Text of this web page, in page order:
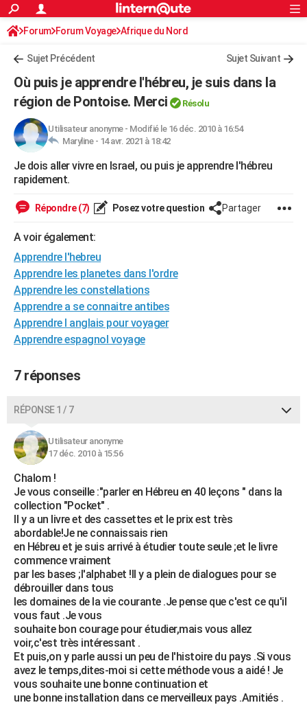
ACTUALITÉS
Politique
Société
Faits Divers
Education
Monde
Villes
+
Programme TV
Streaming
Cinéma
Sorties cinéma
Musique
FINANCE
Retraite
Impôts
Epargne
Immobilier
Risques naturels par ville
Banque
Assurance
Crédit
AUTO
Essais
Réserver un essai
Citadines
Berlines
SUV
Forum auto
HIGH-TECH
Mobiles
Meilleur smartphone
Internet
Ordinateurs
Jeux vidéo
Guide high-tech
+BRICOLAGE
Forum
Aménagement intérieur
Extérieur
Cuisine
Salle de bains
Jardinage
Rangement
WEEK-END
Guides de France
Escapades
Patrimoine
Expositions
Musées
Week-end nature
+LIFESTYLE
Art de vivre
Bien-être
Loisirs
Mode
Modes de vie
SANTE
Alimentation
Guide de la santé
Maladies
Médicaments
Sommeil
VOYAGE
Destinations
City break
Voyage nature
Voyage de noces
Forum
Climat
+PHOTO
BONS PLANS
CARTE DE VOEUX
Carte de Noël
Carte Bonne année
Carte Saint-Valentin
Carte Pâques
Carte d'anniversaire
DICTIONNAIRE
Dictionnaire
Biographies
Citations
Expressions
Proverbes
PROGRAMME TV
COPAINS D'AVANT
S'inscrire
Se connecter
Lycées
Collèges
Primaires
Universités
Entreprises
Service militaire
Avis de recherche
AVIS DE DÉCÈS
FORUM
Bricolage
Lifestyle
Culture
Sport
Auto
Television
Voyage
Cinema
S'inscrire
Connexion
Forum Forum Voyage Afrique du Nord
Sujet Précédent Sujet Suivant
Où puis je apprendre l'hébreu, je suis dans la
région de Pontoise. Merci
Résolu
Utilisateur anonyme- Modifié le 16 déc. 2010 à 16:54
Maryline - 14 avr. 2021 à 18:42
Je dois aller vivre en Israel, ou puis je apprendre l'hébreu
rapidement.
Répondre (7) Posez votre question Partager
A voir également:
Apprendre l'hebreu
Apprendre les planetes dans l'ordre
Apprendre les constellations
Apprendre a se connaitre antibes
Apprendre l anglais pour voyager
Apprendre espagnol voyage
7 réponses
RÉPONSE 1 / 7
Utilisateur anonyme
17 déc. 2010 à 15:56
Chalom !
Je vous conseille :"parler en Hébreu en 40 leçons " dans la
collection "Pocket" .
Il y a un livre et des cassettes et le prix est très
abordable!Je ne connaissais rien
en Hébreu et je suis arrivé à étudier toute seule ;et le livre
commence vraiment
par les bases ;l'alphabet !Il y a plein de dialogues pour se
débrouiller dans tous
les domaines de la vie courante .Je pense que c'est ce qu'il
vous faut .Je vous
souhaite bon courage pour étudier,mais vous allez
voir,c'est très intéressant .
Et puis,on y parle aussi un peu de l'histoire du pays .Si vous
avez le temps,dites-moi si cette méthode vous a aidé ! Je
vous souhaite une bonne continuation et
une bonne installation dans ce merveilleux pays .Amitiés .